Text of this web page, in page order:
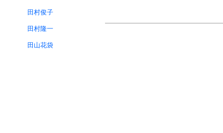
田村俊子
田村隆一
田山花袋